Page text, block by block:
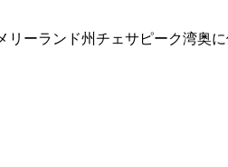
リーランド州チェサピーク湾奥に